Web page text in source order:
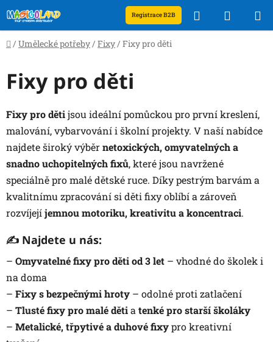
na
obsah
Registrace B2B Hledat
KOŠÍK
Domů
/ Umělecké potřeby / Fixy / Fixy pro děti
Fixy pro děti
Fixy pro dětijsou ideální pomůckou pro první kreslení,
malování, vybarvování i školní projekty. V naší nabídce
najdete široký výběrnetoxických, omyvatelných a
snadno uchopitelných fixů, které jsou navržené
speciálně pro malé dětské ruce. Díky pestrým barvám a
kvalitnímu zpracování si děti fixy oblíbí a zároveň
rozvíjejíjemnou motoriku, kreativitu a koncentraci.
✍️ Najdete u nás:
– Omyvatelné fixy pro děti od 3 let – vhodné do školek i
na doma
– Fixy s bezpečnými hroty – odolné proti zatlačení
– Tlusté fixy pro malé dětiatenké pro starší školáky
– Metalické, třpytivé a duhové fixypro kreativní